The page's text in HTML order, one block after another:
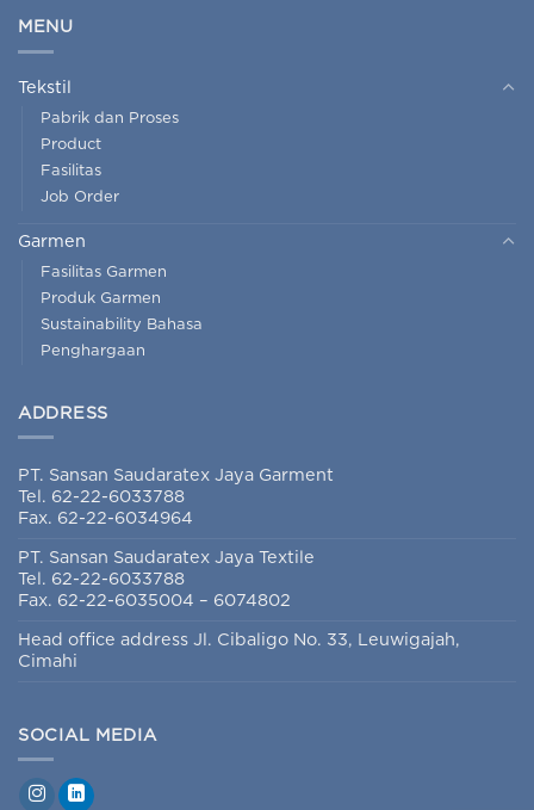
MENU
Tekstil
Pabrik dan Proses
Product
Fasilitas
Job Order
Garmen
Fasilitas Garmen
Produk Garmen
Sustainability Bahasa
Penghargaan
ADDRESS
PT. Sansan Saudaratex Jaya Garment
Tel. 62-22-6033788
Fax. 62-22-6034964
PT. Sansan Saudaratex Jaya Textile
Tel. 62-22-6033788
Fax. 62-22-6035004 – 6074802
Head office address Jl. Cibaligo No. 33, Leuwigajah,
Cimahi
SOCIAL MEDIA